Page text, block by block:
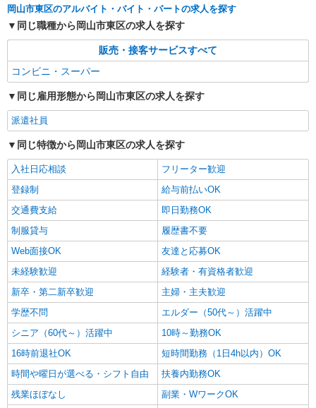
岡山市東区のアルバイト・バイト・パートの求人を探す
同じ職種から岡山市東区の求人を探す
販売・接客サービスすべて
コンビニ・スーパー
同じ雇用形態から岡山市東区の求人を探す
派遣社員
同じ特徴から岡山市東区の求人を探す
入社日応相談
フリーター歓迎
登録制
給与前払いOK
交通費支給
即日勤務OK
制服貸与
履歴書不要
Web面接OK
友達と応募OK
未経験歓迎
経験者・有資格者歓迎
新卒・第二新卒歓迎
主婦・主夫歓迎
学歴不問
エルダー（50代～）活躍中
シニア（60代～）活躍中
10時～勤務OK
16時前退社OK
短時間勤務（1日4h以内）OK
時間や曜日が選べる・シフト自由
扶養内勤務OK
残業ほぼなし
副業・WワークOK